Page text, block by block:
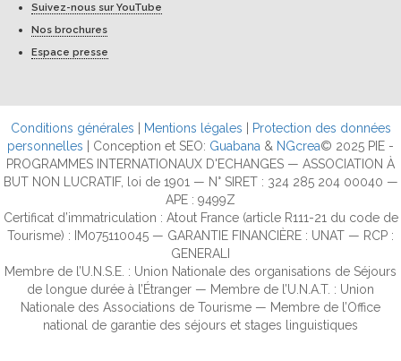
Suivez-nous sur YouTube
Nos brochures
Espace presse
Conditions générales Mentions légales
Protection des données
personnelles | Conception et SEO: Guabana & NGcrea© 2025 PIE -
PROGRAMMES INTERNATIONAUX D'ECHANGES — ASSOCIATION À
BUT NON LUCRATIF, loi de 1901 — N° SIRET : 324 285 204 00040 —
APE : 9499Z
Certificat d’immatriculation : Atout France (article R111-21 du code de
Tourisme) : IM075110045 — GARANTIE FINANCIÈRE : UNAT — RCP :
GENERALI
Membre de l’U.N.S.E. : Union Nationale des organisations de Séjours
de longue durée à l’Étranger — Membre de l’U.N.A.T. : Union
Nationale des Associations de Tourisme — Membre de l’Office
national de garantie des séjours et stages linguistiques